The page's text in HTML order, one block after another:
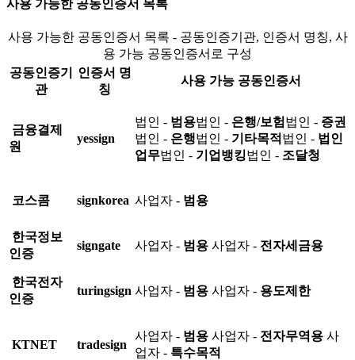
사용 가능한 공동인증서 목록
사용 가능한 공동인증서 목록 - 공동인증기관, 인증서 명칭, 사
용 가능 공동인증서로 구성
공동인증기
관
인증서 명
칭
사용 가능 공동인증서
금융결제
원
yessign
법인 - 범용법인 - 은행/보험 법인 - 증권
법인 - 은행법인 - 기타목적 법인 - 법인
업무법인 - 기업뱅킹법인 - 조달청
코스콤 signkorea 사업자 - 범용
한국정보
인증
signgate 사업자 - 범용 사업자 - 전자세금용
한국전자
인증
turingsign 사업자 - 범용 사업자 - 용도제한
KTNET tradesign
사업자 - 범용 사업자 - 전자무역용 사
업자 - 특수목적